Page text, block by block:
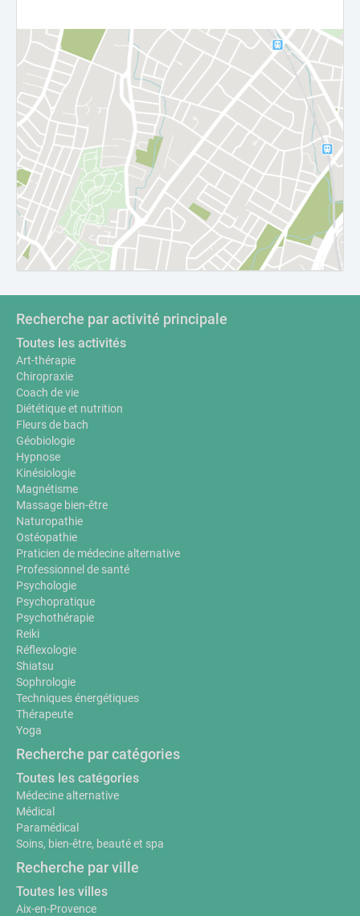
Recherche par activité principale
Toutes les activités
Art-thérapie
Chiropraxie
Coach de vie
Diététique et nutrition
Fleurs de bach
Géobiologie
Hypnose
Kinésiologie
Magnétisme
Massage bien-être
Naturopathie
Ostéopathie
Praticien de médecine alternative
Professionnel de santé
Psychologie
Psychopratique
Psychothérapie
Reiki
Réflexologie
Shiatsu
Sophrologie
Techniques énergétiques
Thérapeute
Yoga
Recherche par catégories
Toutes les catégories
Médecine alternative
Médical
Paramédical
Soins, bien-être, beauté et spa
Recherche par ville
Toutes les villes
Aix-en-Provence